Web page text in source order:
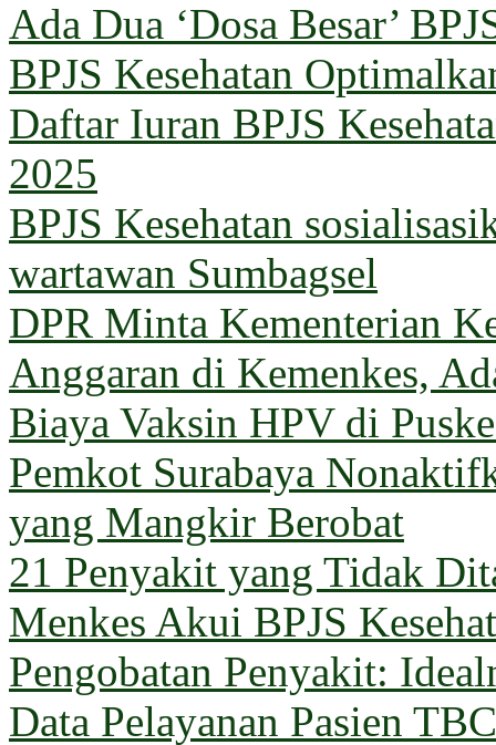
Ada Dua ‘Dosa Besar’
BPJS Kesehatan
Daftar Iuran BPJS
2025
BPJS Kesehatan
wartawan Sumbagsel
DPR Minta Kementerian
Anggaran di Kemenkes,
Biaya Vaksin HPV di
Pemkot Surabaya
yang Mangkir Berobat
21 Penyakit yang Tidak
Menkes Akui BPJS
Pengobatan Penyakit:
Data Pelayanan Pasien